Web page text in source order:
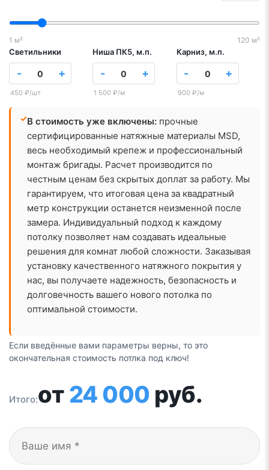
1 м² 120 м²
Светильники
- +
450 ₽/шт
Ниша ПК5, м.п.
- +
1 500 ₽/м
Карниз, м.п.
- +
900 ₽/м
✓В стоимость уже включены: прочные
сертифицированные натяжные материалы MSD,
весь необходимый крепеж и профессиональный
монтаж бригады. Расчет производится по
честным ценам без скрытых доплат за работу. Мы
гарантируем, что итоговая цена за квадратный
метр конструкции останется неизменной после
замера. Индивидуальный подход к каждому
потолку позволяет нам создавать идеальные
решения для комнат любой сложности. Заказывая
установку качественного натяжного покрытия у
нас, вы получаете надежность, безопасность и
долговечность вашего нового потолка по
оптимальной стоимости.
Если введённые вами параметры верны, то это
окончательная стоимость потлка под ключ!
Итого:от24 000 руб.